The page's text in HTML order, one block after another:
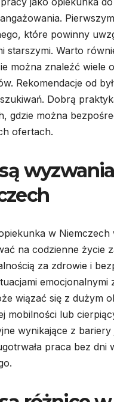
które powinny
starszymi. Warto
można znaleźć wiele
Rekomendacje od
Dobrą
gdzie można
ofertach.
w
na codzienne życie
za zdrowie i
wiązać się z dużym
mobilności lub
wynikające z
praca bez